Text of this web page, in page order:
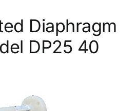
Diaphragm
DP25 40